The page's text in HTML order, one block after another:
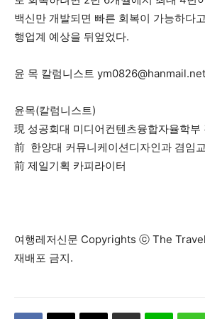
백신만 개발되면 빠른 회복이 가능하다
행업계 예상을 뒤엎었다.
윤 목 칼럼니스트 ym0826@hanmail.net
윤목(칼럼니스트)
現 성공회대 미디어컨텐츠융합자율학부
前 한양대 커뮤니케이션디자인과 겸임
前 제일기획 카피라이터
여행레저신문 Copyrights ⓒ The
재배포 금지.